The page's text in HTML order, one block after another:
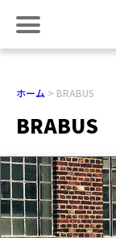
ホーム BRABUS
BRABUS